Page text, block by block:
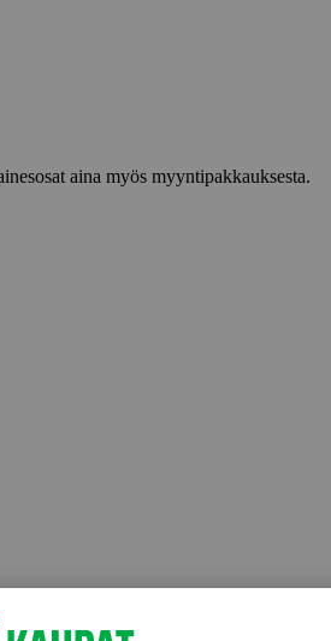
aina myös myyntipakkauksesta.